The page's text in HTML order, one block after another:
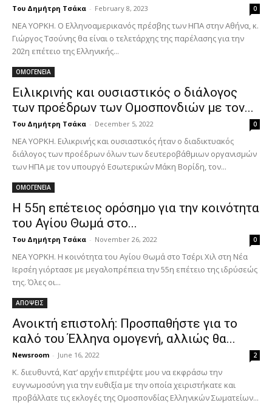
Του Δημήτρη Τσάκα - February 8, 2023 0
ΝΕΑ ΥΟΡΚΗ. Ο Ελληνοαμερικανός πρέσβης των ΗΠΑ στην Αθήνα, κ.
Γιώργος Τσούνης θα είναι ο τελετάρχης της παρέλασης για την
202η επέτειο της Ελληνικής...
ΟΜΟΓΕΝΕΙΑ
Ειλικρινής και ουσιαστικός ο διάλογος
των προέδρων των Ομοσπονδιών με τον...
Του Δημήτρη Τσάκα - December 5, 2022 0
ΝΕΑ ΥΟΡΚΗ. Ειλικρινής και ουσιαστικός ήταν ο διαδικτυακός
διάλογος των προέδρων όλων των δευτεροβάθμιων οργανισμών
των ΗΠΑ με τον υπουργό Εσωτερικών Μάκη Βορίδη, τον...
ΟΜΟΓΕΝΕΙΑ
Η 55η επέτειος ορόσημο για την κοινότητα
του Αγίου Θωμά στο...
Του Δημήτρη Τσάκα - November 26, 2022 0
ΝΕΑ ΥΟΡΚΗ. Η κοινότητα του Αγίου Θωμά στο Τσέρι Χιλ στη Νέα
Ιερσέη γιόρτασε με μεγαλοπρέπεια την 55η επέτειο της ιδρύσεώς
της. Όλες οι...
ΑΠΟΨΕΙΣ
Ανοικτή επιστολή: Προσπαθήστε για το
καλό του Έλληνα ομογενή, αλλιώς θα...
Newsroom - June 16, 2022 2
Κ. διευθυντά, Κατ’ αρχήν επιτρέψτε μου να εκφράσω την
ευγνωμοσύνη για την ευθιξία με την οποία χειριστήκατε και
προβάλλατε τις εκλογές της Ομοσπονδίας Ελληνικών Σωματείων...